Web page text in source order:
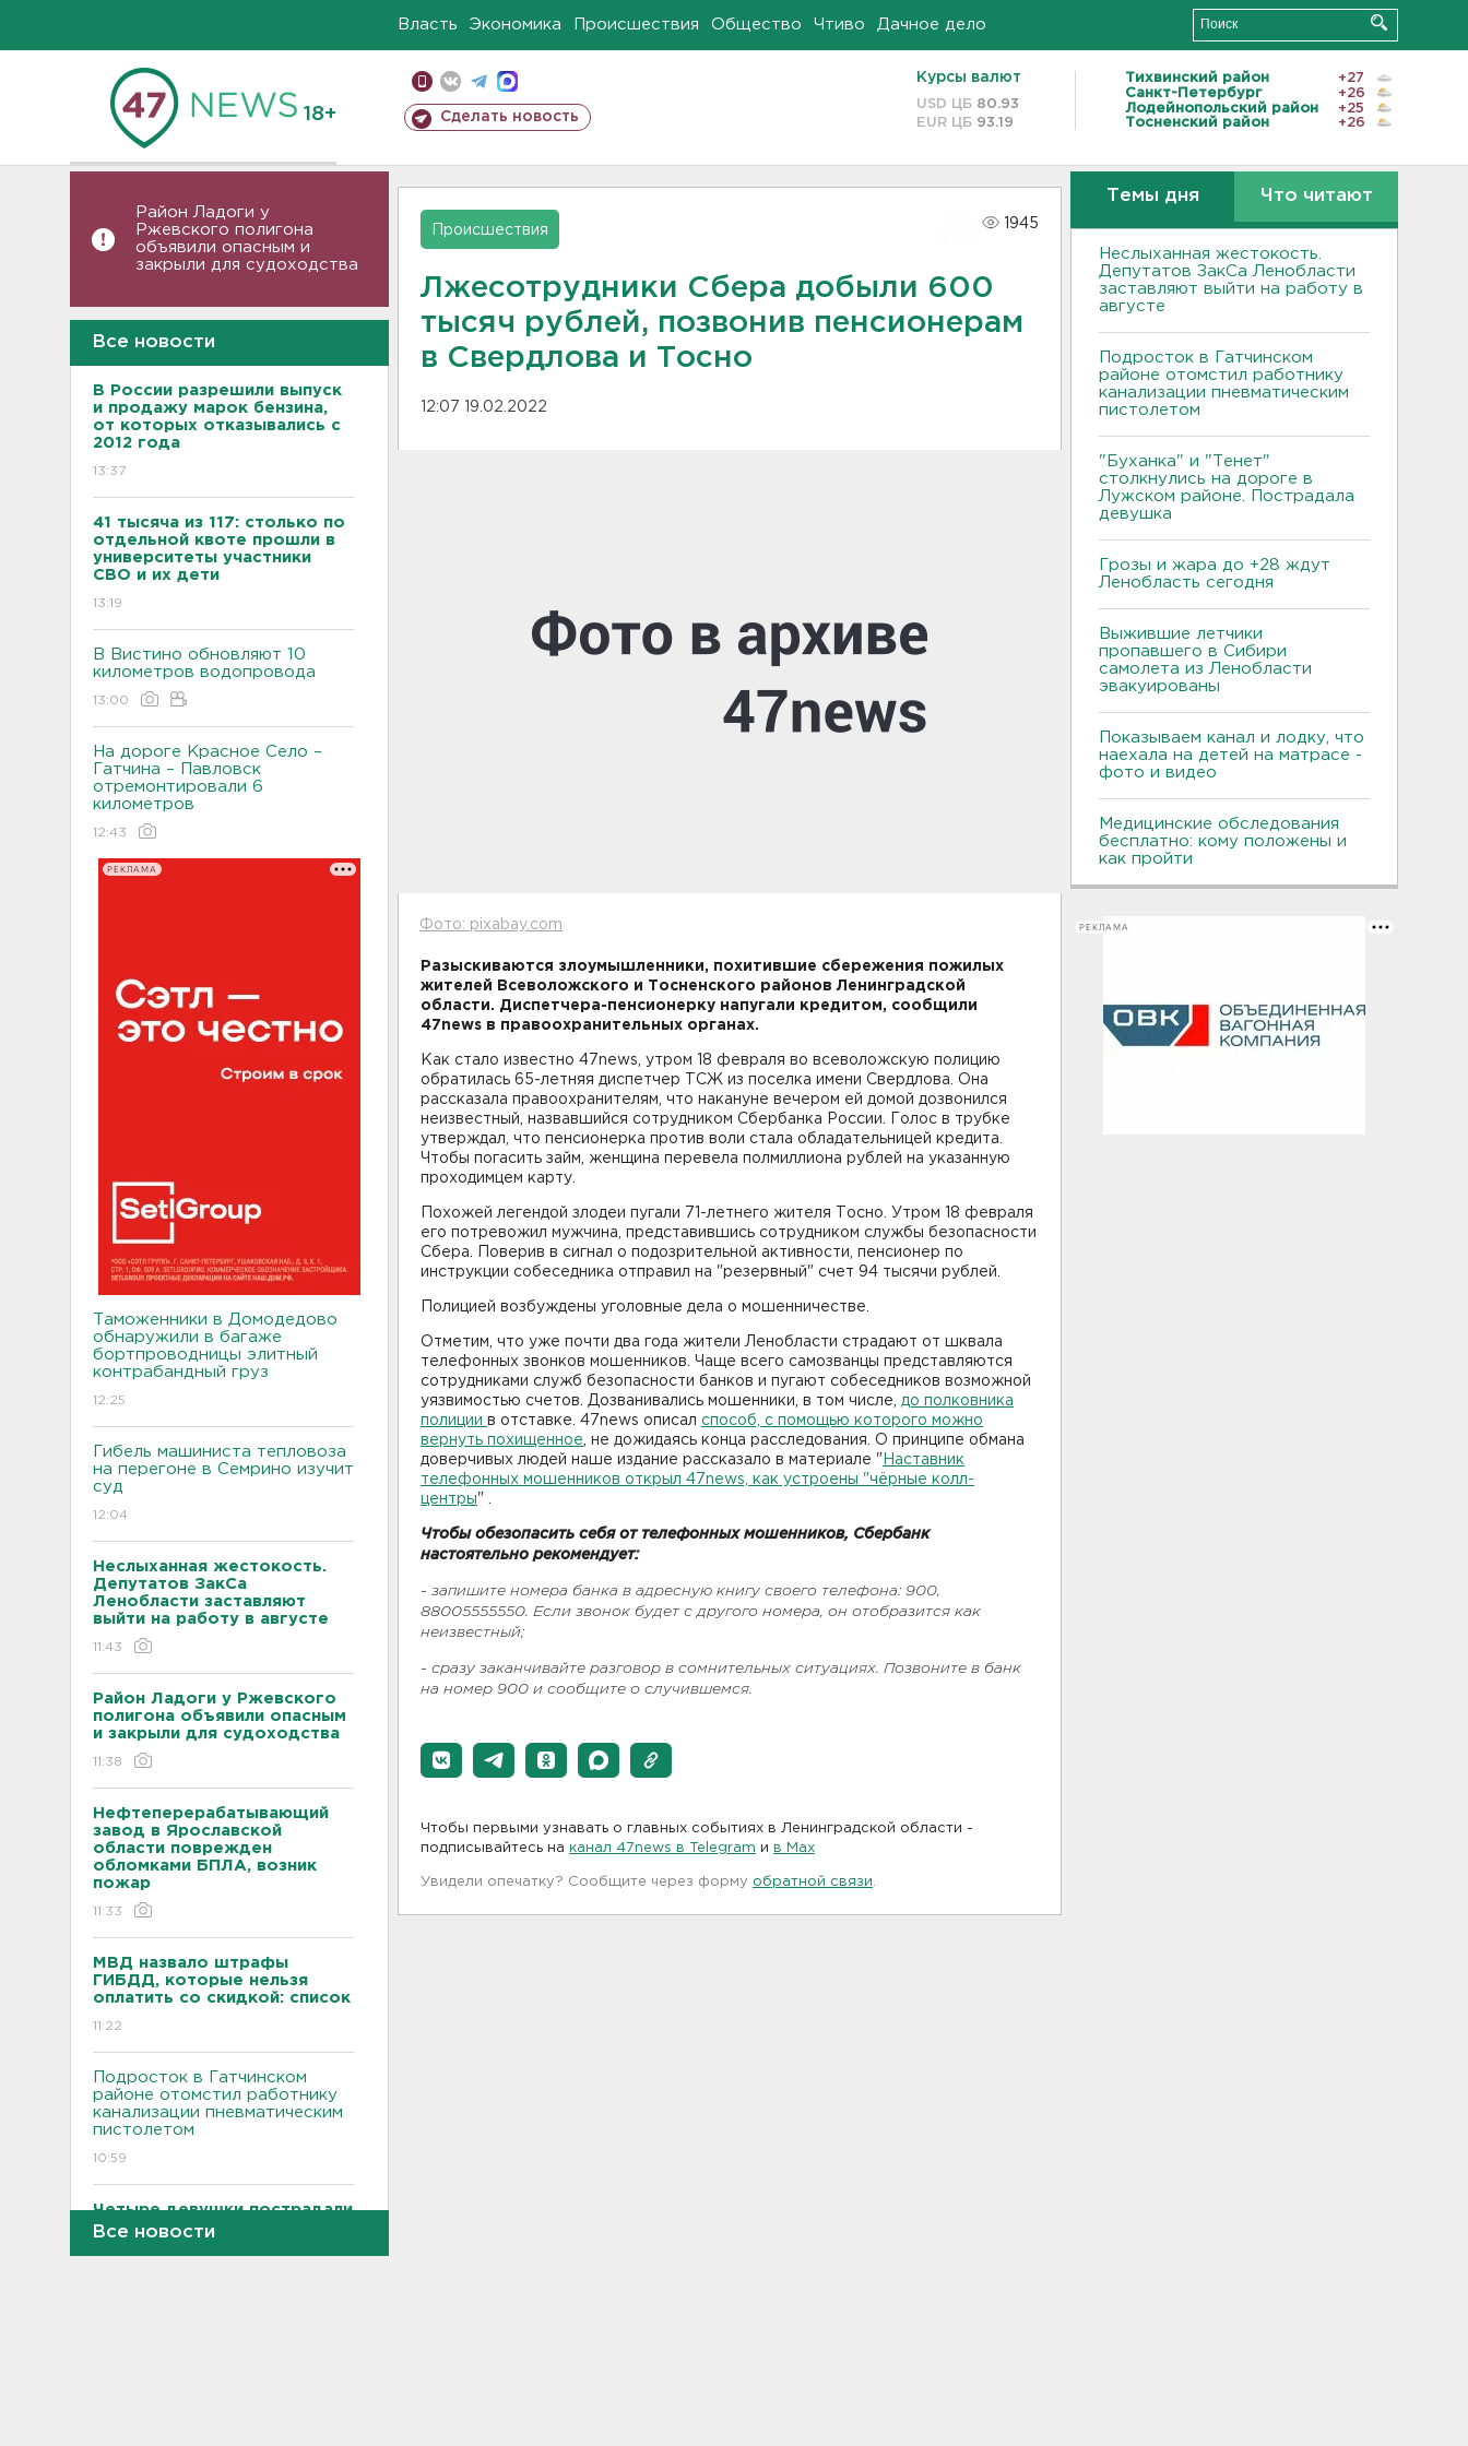
Власть Экономика Происшествия Общество Чтиво Дачное дело
18+ Сделать новость
Курсы валют
USD ЦБ 80.93
EUR ЦБ 93.19
Тихвинский район
+27
Санкт-Петербург
+26
Лодейнопольский район
+25
Тосненский район
+26
Район Ладоги у
Ржевского полигона
объявили опасным и
закрыли для судоходства
Все новости
В России разрешили выпуск
и продажу марок бензина,
от которых отказывались с
2012 года
13:37
41 тысяча из 117: столько по
отдельной квоте прошли в
университеты участники
СВО и их дети
13:19
В Вистино обновляют 10
километров водопровода
13:00
На дороге Красное Село –
Гатчина – Павловск
отремонтировали 6
километров
12:43
РЕКЛАМА
Таможенники в Домодедово
обнаружили в багаже
бортпроводницы элитный
контрабандный груз
12:25
Гибель машиниста тепловоза
на перегоне в Семрино изучит
суд
12:04
Неслыханная жестокость.
Депутатов ЗакСа
Ленобласти заставляют
выйти на работу в августе
11:43
Район Ладоги у Ржевского
полигона объявили опасным
и закрыли для судоходства
11:38
Нефтеперерабатывающий
завод в Ярославской
области поврежден
обломками БПЛА, возник
пожар
11:33
МВД назвало штрафы
ГИБДД, которые нельзя
оплатить со скидкой: список
11:22
Подросток в Гатчинском
районе отомстил работнику
канализации пневматическим
пистолетом
10:59
Четыре девушки пострадали
от удара дрона в Брянской
Все новости
Происшествия
1945
Лжесотрудники Сбера добыли 600
тысяч рублей, позвонив пенсионерам
в Свердлова и Тосно
12:07 19.02.2022
Фото: pixabay.com
Разыскиваются злоумышленники, похитившие сбережения пожилых
жителей Всеволожского и Тосненского районов Ленинградской
области. Диспетчера-пенсионерку напугали кредитом, сообщили
47news в правоохранительных органах.
Как стало известно 47news, утром 18 февраля во всеволожскую полицию
обратилась 65-летняя диспетчер ТСЖ из поселка имени Свердлова. Она
рассказала правоохранителям, что накануне вечером ей домой дозвонился
неизвестный, назвавшийся сотрудником Сбербанка России. Голос в трубке
утверждал, что пенсионерка против воли стала обладательницей кредита.
Чтобы погасить займ, женщина перевела полмиллиона рублей на указанную
проходимцем карту.
Похожей легендой злодеи пугали 71-летнего жителя Тосно. Утром 18 февраля
его потревожил мужчина, представившись сотрудником службы безопасности
Сбера. Поверив в сигнал о подозрительной активности, пенсионер по
инструкции собеседника отправил на "резервный" счет 94 тысячи рублей.
Полицией возбуждены уголовные дела о мошенничестве.
Отметим, что уже почти два года жители Ленобласти страдают от шквала
телефонных звонков мошенников. Чаще всего самозванцы представляются
сотрудниками служб безопасности банков и пугают собеседников возможной
уязвимостью счетов. Дозванивались мошенники, в том числе, до полковника
полиции в отставке. 47news описал способ, с помощью которого можно
вернуть похищенное , не дожидаясь конца расследования. О принципе обмана
доверчивых людей наше издание рассказало в материале " Наставник
телефонных мошенников открыл 47news, как устроены "чёрные колл-
центры" .
Чтобы обезопасить себя от телефонных мошенников, Сбербанк
настоятельно рекомендует:
- запишите номера банка в адресную книгу своего телефона: 900,
88005555550. Если звонок будет с другого номера, он отобразится как
неизвестный;
- сразу заканчивайте разговор в сомнительных ситуациях. Позвоните в банк
на номер 900 и сообщите о случившемся.
Чтобы первыми узнавать о главных событиях в Ленинградской области -
подписывайтесь на канал 47news в Telegram и в Maх
Увидели опечатку? Сообщите через форму обратной связи
Темы дня Что читают
Неслыханная жестокость.
Депутатов ЗакСа Ленобласти
заставляют выйти на работу в
августе
Подросток в Гатчинском
районе отомстил работнику
канализации пневматическим
пистолетом
"Буханка" и "Тенет"
столкнулись на дороге в
Лужском районе. Пострадала
девушка
Грозы и жара до +28 ждут
Ленобласть сегодня
Выжившие летчики
пропавшего в Сибири
самолета из Ленобласти
эвакуированы
Показываем канал и лодку, что
наехала на детей на матрасе -
фото и видео
Медицинские обследования
бесплатно: кому положены и
как пройти
РЕКЛАМА